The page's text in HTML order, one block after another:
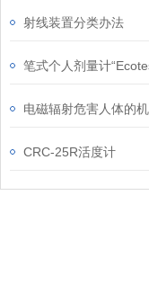
射线装置分类办法
笔式个人剂量计
电磁辐射危害人体的
CRC-25R活度计